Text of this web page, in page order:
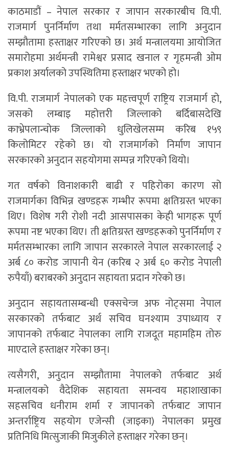
काठमाडौं – नेपाल सरकार र जापान सरकारबीच वि.पी.
राजमार्ग पुनर्निर्माण तथा मर्मतसम्भारका लागि अनुदान
सम्झौतामा हस्ताक्षर गरिएको छ। अर्थ मन्त्रालयमा आयोजित
समारोहमा अर्थमन्त्री रामेश्वर प्रसाद खनाल र गृहमन्त्री ओम
प्रकाश अर्यालको उपस्थितिमा हस्ताक्षर भएको हो।
वि.पी. राजमार्ग नेपालको एक महत्त्वपूर्ण राष्ट्रिय राजमार्ग हो,
जसको लम्बाइ महोत्तरी जिल्लाको बर्दिबासदेखि
काभ्रेपलान्चोक जिल्लाको धुलिखेलसम्म करिब १५९
किलोमिटर रहेको छ। यो राजमार्गको निर्माण जापान
सरकारको अनुदान सहयोगमा सम्पन्न गरिएको थियो।
गत वर्षको विनाशकारी बाढी र पहिरोका कारण सो
राजमार्गका विभिन्न खण्डहरू गम्भीर रूपमा क्षतिग्रस्त भएका
थिए। विशेष गरी रोशी नदी आसपासका केही भागहरू पूर्ण
रूपमा नष्ट भएका थिए। ती क्षतिग्रस्त खण्डहरूको पुनर्निर्माण र
मर्मतसम्भारका लागि जापान सरकारले नेपाल सरकारलाई २
अर्ब ८० करोड जापानी येन (करिब २ अर्ब ६० करोड नेपाली
रुपैयाँ) बराबरको अनुदान सहायता प्रदान गरेको छ।
अनुदान सहायतासम्बन्धी एक्सचेन्ज अफ नोट्समा नेपाल
सरकारको तर्फबाट अर्थ सचिव घनश्याम उपाध्याय र
जापानको तर्फबाट नेपालका लागि राजदूत महामहिम तोरु
माएदाले हस्ताक्षर गरेका छन्।
त्यसैगरी, अनुदान सम्झौतामा नेपालको तर्फबाट अर्थ
मन्त्रालयको वैदेशिक सहायता समन्वय महाशाखाका
सहसचिव धनीराम शर्मा र जापानको तर्फबाट जापान
अन्तर्राष्ट्रिय सहयोग एजेन्सी (जाइका) नेपालका प्रमुख
प्रतिनिधि मित्सुजाकी मिजुकीले हस्ताक्षर गरेका छन्।